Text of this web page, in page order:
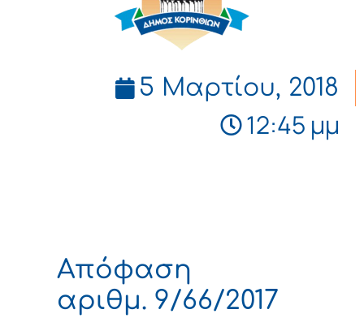
5 Μαρτίου, 2018
12:45 μμ
Απόφαση
αριθμ. 9/66/2017